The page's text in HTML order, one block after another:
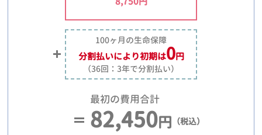
100ヶ月の生命保障
分割払いにより初期は0円
（36回：3年で分割払い）
最初の費用合計
82,450円 （税込）